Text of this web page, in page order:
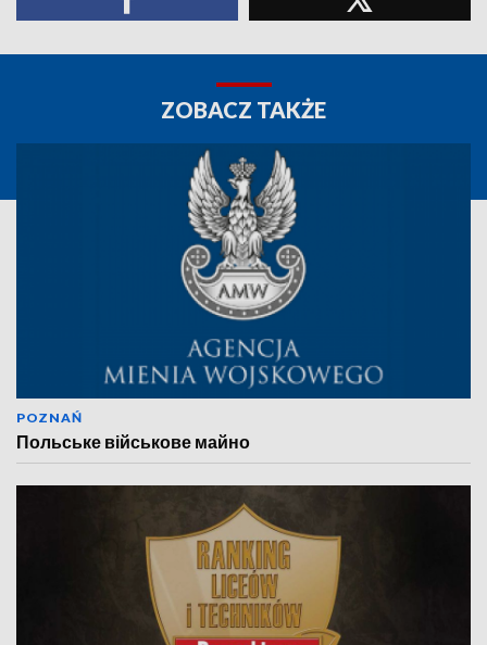
ZOBACZ TAKŻE
POZNAŃ
Польське військове майно